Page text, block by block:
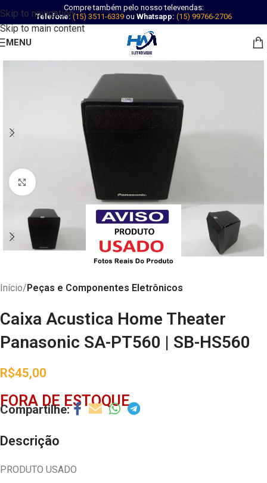
Skip to navigation
Skip to main content
Compre também pelo nosso televendas:
Telefone: (15) 3511-6339ou Whatsapp: (15) 99766-2706
MENU
Abrir imagem
Início Peças e Componentes Eletrônicos
Caixa Acustica Home Theater
Panasonic SA-PT560 | SB-HS560
R$45,00
FORA DE ESTOQUE
Descrição
PRODUTO USADO